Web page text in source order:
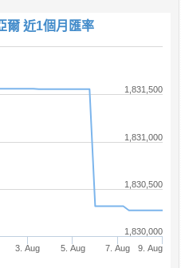
爾 近1個月匯率
3. Aug 5. Aug 7. Aug 9. Aug
1,830,000
1,830,500
1,831,000
1,831,500